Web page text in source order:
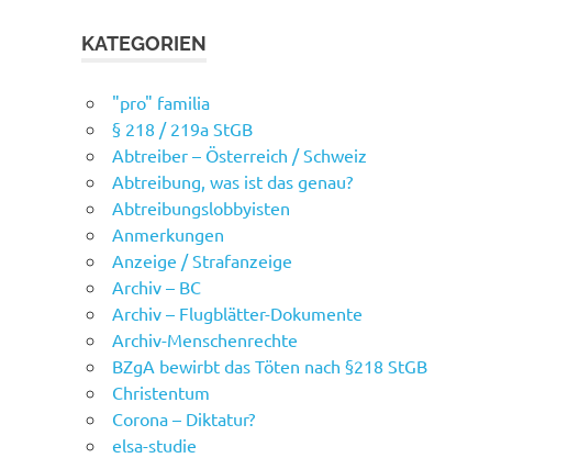
KATEGORIEN
"pro" familia
§ 218 / 219a StGB
Abtreiber – Österreich / Schweiz
Abtreibung, was ist das genau?
Abtreibungslobbyisten
Anmerkungen
Anzeige / Strafanzeige
Archiv – BC
Archiv – Flugblätter-Dokumente
Archiv-Menschenrechte
BZgA bewirbt das Töten nach §218 StGB
Christentum
Corona – Diktatur?
elsa-studie